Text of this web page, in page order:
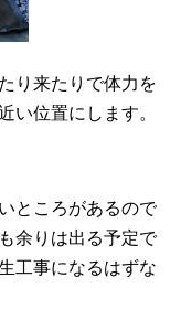
り来たりで体力を
い位置にします。
ところがあるので
余りは出る予定で
工事になるはずな